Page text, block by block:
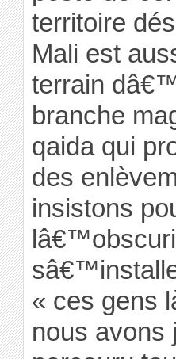
territoire
Mali est
terrain
branche
qaida qui
des
insistons
« ces gens
nous avons